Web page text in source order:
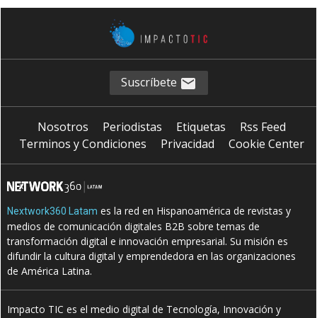
Suscríbete
Nosotros Periodistas Etiquetas
Rss Feed
Terminos y Condiciones
Privacidad Cookie Center
Nextwork360 Latam es la red en Hispanoamérica de revistas y
medios de comunicación digitales B2B sobre temas de
transformación digital e innovación empresarial. Su misión es
difundir la cultura digital y emprendedora en las organizaciones
de América Latina.
Impacto TIC es el medio digital de Tecnología, Innovación y